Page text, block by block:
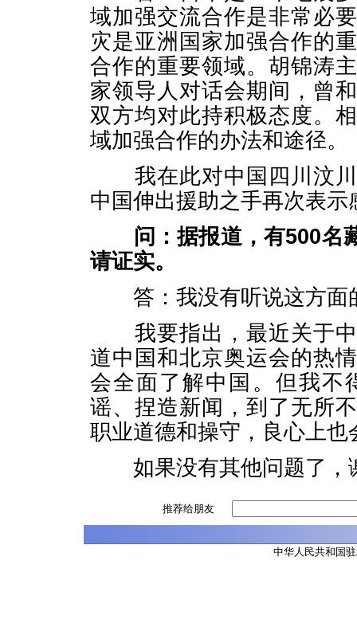
域加强交流合作是非常必
灾是亚洲国家加强合作的
合作的重要领域。胡锦涛
家领导人对话会期间，曾
双方均对此持积极态度。
域加强合作的办法和途径。
我在此对中国四川汶川
中国伸出援助之手再次表示
问：据报道，有500名
请证实。
答：我没有听说这方面
我要指出，最近关于中
道中国和北京奥运会的热
会全面了解中国。但我不
谣、捏造新闻，到了无所
职业道德和操守，良心上
如果没有其他问题了，
推荐给朋友
中华人民共和国